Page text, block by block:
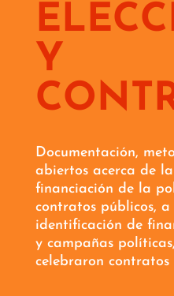
Y
Documentación,
abiertos acerca de
financiación de la
contratos públicos,
identificación de
y campañas
celebraron contratos